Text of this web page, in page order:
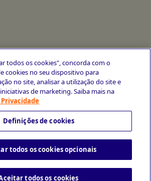
77
Portal da Privacidade
todos os cookies", concorda com o
cookies no seu dispositivo para
no site, analisar a utilização do site e
de marketing. Saiba mais na
Definições de cookies
todos os cookies opcionais
todos os cookies